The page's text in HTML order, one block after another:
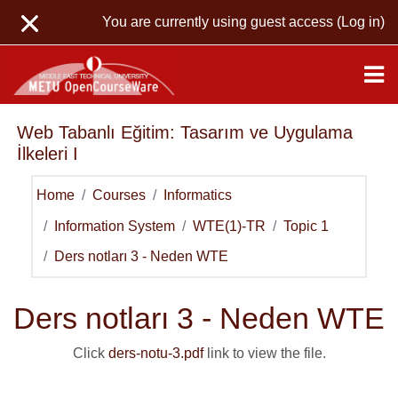
You are currently using guest access (Log in)
Web Tabanlı Eğitim: Tasarım ve Uygulama
İlkeleri I
Home Courses Informatics
Information System WTE(1)-TR Topic 1
Ders notları 3 - Neden WTE
Ders notları 3 - Neden WTE
Click ders-notu-3.pdflink to view the file.